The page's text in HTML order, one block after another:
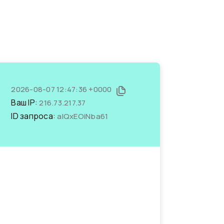
2026-08-07 12:47:36 +0000
Ваш IP:216.73.217.37
ID запроса:alQxEOiNba61